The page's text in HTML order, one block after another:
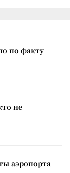
по факту
не
аэропорта